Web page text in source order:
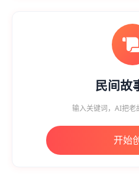
民间故
输入关键词，AI把老
开始